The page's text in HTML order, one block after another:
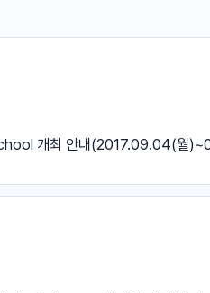
개최 안내(2017.09.04(월